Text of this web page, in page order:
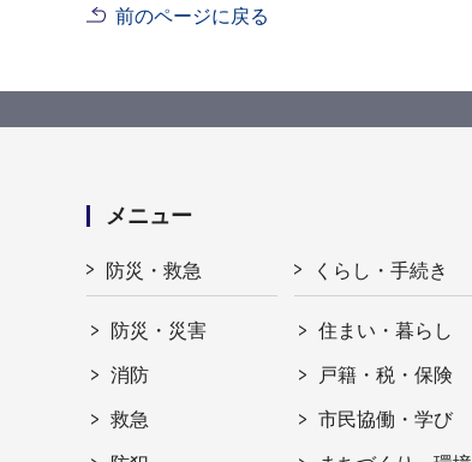
前のページに戻る
メニュー
防災・救急
防災・災害
消防
救急
くらし・手続き
住まい・暮らし
戸籍・税・保険
市民協働・学び